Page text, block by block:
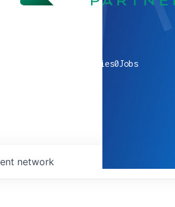
companies0Jobs
network